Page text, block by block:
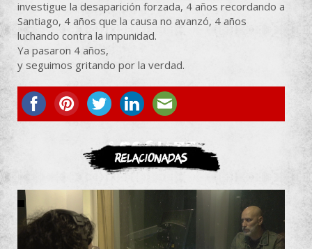
investigue la desaparición forzada, 4 años recordando a
Santiago, 4 años que la causa no avanzó, 4 años
luchando contra la impunidad.
Ya pasaron 4 años,
y seguimos gritando por la verdad.
ASOCIATE
Relacionadas